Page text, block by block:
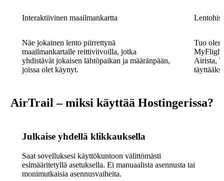
Interaktiivinen maailmankartta
Näe jokainen lento piirrettynä
maailmankartalle reittiviivoilla, jotka
yhdistävät jokaisen lähtöpaikan ja määränpään,
joissa olet käynyt.
Tuo
Airista,
AirTrail – miksi käyttää Hostingerissa?
Julkaise yhdellä klikkauksella
Saat sovelluksesi käyttökuntoon välittömästi
esimääritetyllä asetuksella. Ei manuaalista asennusta tai
monimutkaisia asennusvaiheita.